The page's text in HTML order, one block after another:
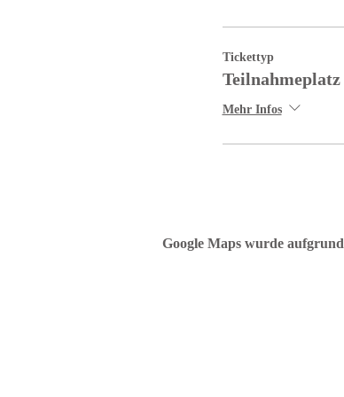
Tickettyp
Teilnahmeplatz
Mehr Infos
Google Maps wurde